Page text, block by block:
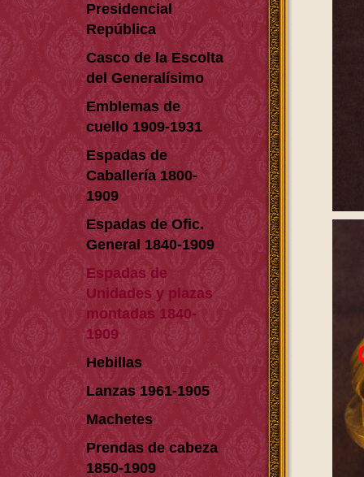
Presidencial
República
Casco de la Escolta
del Generalísimo
Emblemas de
cuello 1909-1931
Espadas de
Caballería 1800-
1909
Espadas de Ofic.
General 1840-1909
Espadas de
Unidades y plazas
montadas 1840-
1909
Hebillas
Lanzas 1961-1905
Machetes
Prendas de cabeza
1850-1909